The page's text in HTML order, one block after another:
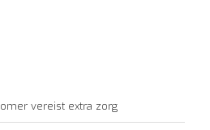
vereist extra zorg